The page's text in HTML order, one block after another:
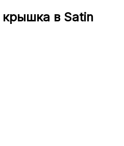
крышка в Satin